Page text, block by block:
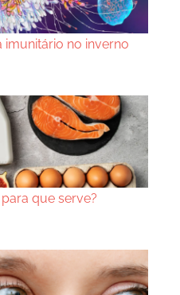
no inverno
que serve?